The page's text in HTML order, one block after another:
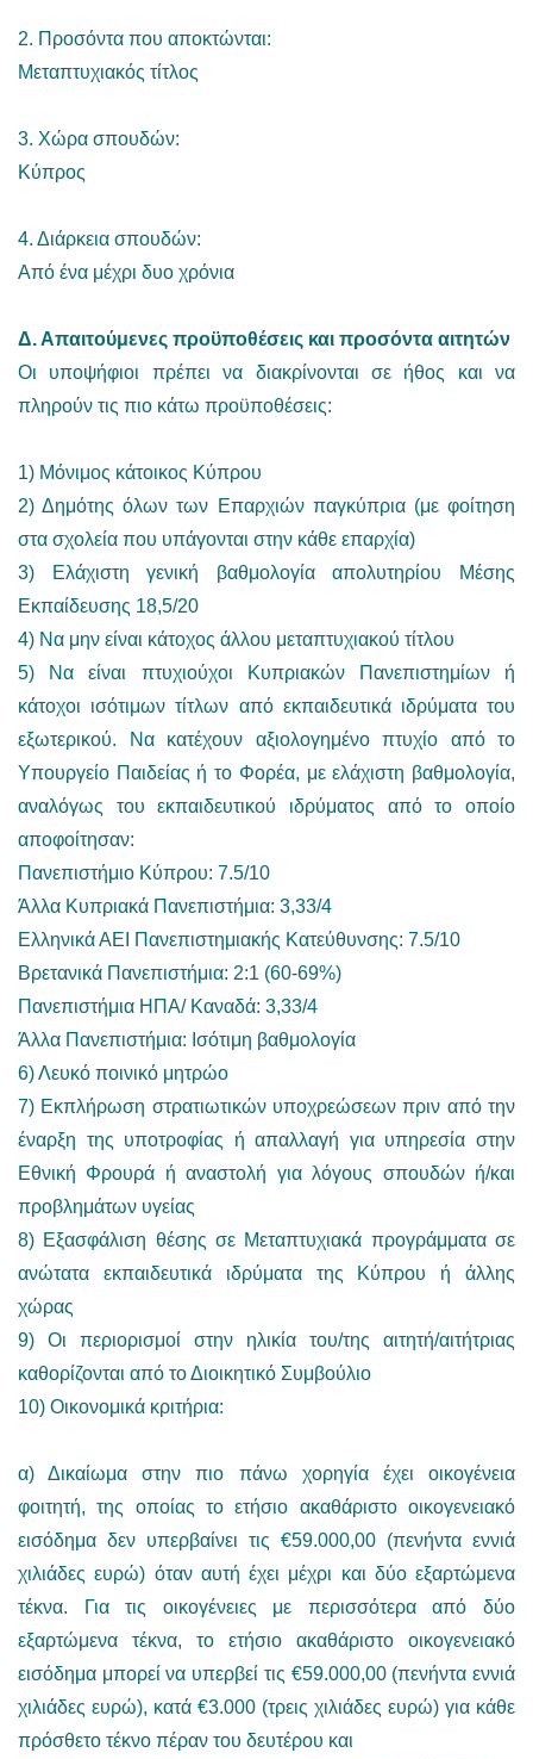
2. Προσόντα που αποκτώνται:
Μεταπτυχιακός τίτλος
3. Χώρα σπουδών:
Κύπρος
4. Διάρκεια σπουδών:
Από ένα μέχρι δυο χρόνια
Δ. Απαιτούμενες προϋποθέσεις και προσόντα αιτητών
Οι υποψήφιοι πρέπει να διακρίνονται σε ήθος και να
πληρούν τις πιο κάτω προϋποθέσεις:
1) Μόνιμος κάτοικος Κύπρου
2) Δημότης όλων των Επαρχιών παγκύπρια (με φοίτηση
στα σχολεία που υπάγονται στην κάθε επαρχία)
3) Ελάχιστη γενική βαθμολογία απολυτηρίου Μέσης
Εκπαίδευσης 18,5/20
4) Να μην είναι κάτοχος άλλου μεταπτυχιακού τίτλου
5) Να είναι πτυχιούχοι Κυπριακών Πανεπιστημίων ή
κάτοχοι ισότιμων τίτλων από εκπαιδευτικά ιδρύματα του
εξωτερικού. Να κατέχουν αξιολογημένο πτυχίο από το
Υπουργείο Παιδείας ή το Φορέα, με ελάχιστη βαθμολογία,
αναλόγως του εκπαιδευτικού ιδρύματος από το οποίο
αποφοίτησαν:
Πανεπιστήμιο Κύπρου: 7.5/10
Άλλα Κυπριακά Πανεπιστήμια: 3,33/4
Ελληνικά ΑΕΙ Πανεπιστημιακής Κατεύθυνσης: 7.5/10
Βρετανικά Πανεπιστήμια: 2:1 (60-69%)
Πανεπιστήμια ΗΠΑ/ Καναδά: 3,33/4
Άλλα Πανεπιστήμια: Ισότιμη βαθμολογία
6) Λευκό ποινικό μητρώο
7) Εκπλήρωση στρατιωτικών υποχρεώσεων πριν από την
έναρξη της υποτροφίας ή απαλλαγή για υπηρεσία στην
Εθνική Φρουρά ή αναστολή για λόγους σπουδών ή/και
προβλημάτων υγείας
8) Εξασφάλιση θέσης σε Μεταπτυχιακά προγράμματα σε
ανώτατα εκπαιδευτικά ιδρύματα της Κύπρου ή άλλης
χώρας
9) Οι περιορισμοί στην ηλικία του/της αιτητή/αιτήτριας
καθορίζονται από το Διοικητικό Συμβούλιο
10) Οικονομικά κριτήρια:
α) Δικαίωμα στην πιο πάνω χορηγία έχει οικογένεια
φοιτητή, της οποίας το ετήσιο ακαθάριστο οικογενειακό
εισόδημα δεν υπερβαίνει τις €59.000,00 (πενήντα εννιά
χιλιάδες ευρώ) όταν αυτή έχει μέχρι και δύο εξαρτώμενα
τέκνα. Για τις οικογένειες με περισσότερα από δύο
εξαρτώμενα τέκνα, το ετήσιο ακαθάριστο οικογενειακό
εισόδημα μπορεί να υπερβεί τις €59.000,00 (πενήντα εννιά
χιλιάδες ευρώ), κατά €3.000 (τρεις χιλιάδες ευρώ) για κάθε
πρόσθετο τέκνο πέραν του δευτέρου και